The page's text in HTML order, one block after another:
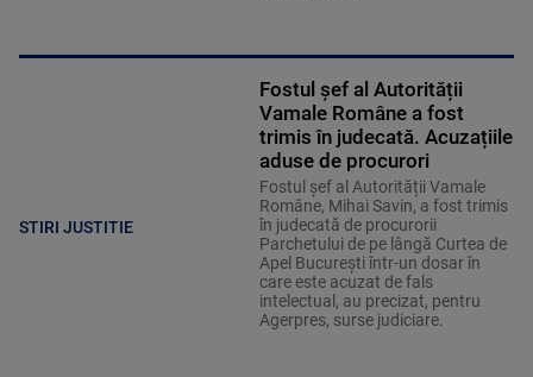
STIRI JUSTITIE
Fostul șef al Autorității
Vamale Române a fost
trimis în judecată. Acuzațiile
aduse de procurori
Fostul șef al Autorității Vamale
Române, Mihai Savin, a fost trimis
în judecată de procurorii
Parchetului de pe lângă Curtea de
Apel București într-un dosar în
care este acuzat de fals
intelectual, au precizat, pentru
Agerpres, surse judiciare.